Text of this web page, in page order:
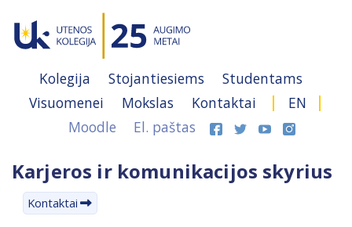
Kolegija Stojantiesiems
Studentams
Visuomenei
Mokslas Kontaktai
EN
Moodle
El. paštas
Karjeros ir komunikacijos skyrius
Kontaktai